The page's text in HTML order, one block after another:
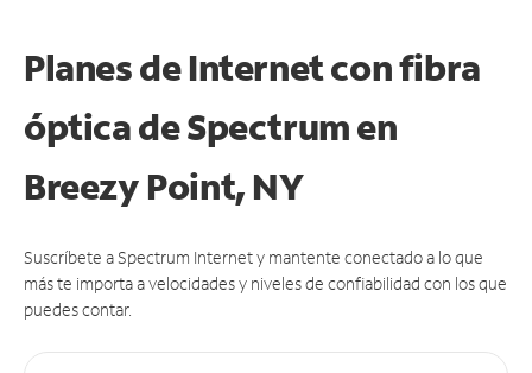
Planes de Internet con fibra
óptica de Spectrum en
Breezy Point, NY
Suscríbete a Spectrum Internet y mantente conectado a lo que
más te importa a velocidades y niveles de confiabilidad con los que
puedes contar.